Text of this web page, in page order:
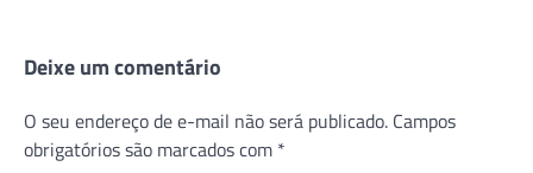
Deixe um comentário
O seu endereço de e-mail não será publicado. Campos
obrigatórios são marcados com *